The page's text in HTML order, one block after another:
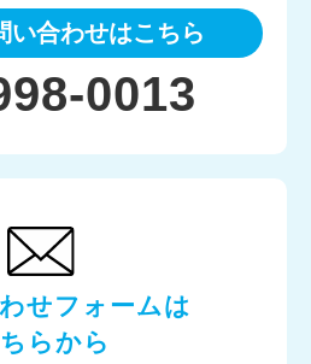
い合わせはこちら
0013
せフォームは
らから